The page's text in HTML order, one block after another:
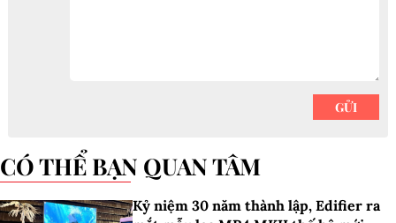
CÓ THỂ BẠN QUAN TÂM
Kỷ niệm 30 năm thành lập, Edifier ra